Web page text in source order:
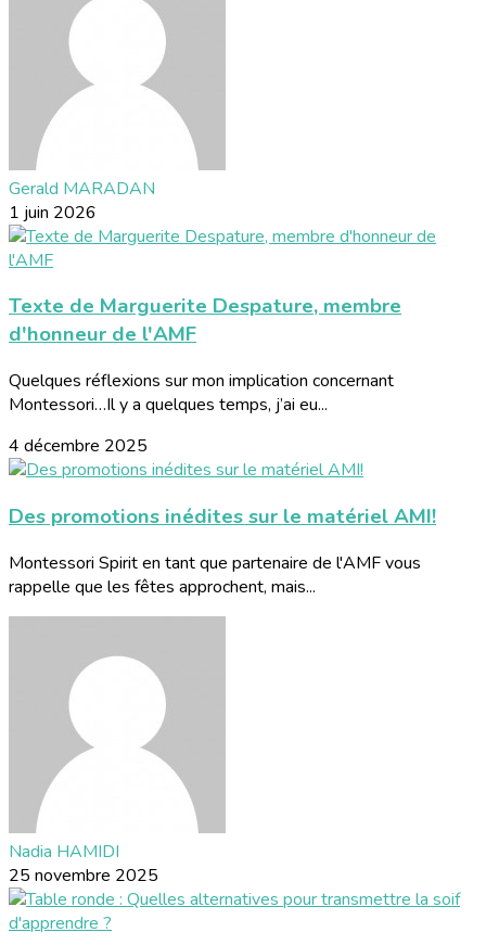
Gerald MARADAN
1 juin 2026
Texte de Marguerite Despature, membre
d'honneur de l'AMF
Quelques réflexions sur mon implication concernant
Montessori…Il y a quelques temps, j’ai eu...
4 décembre 2025
Des promotions inédites sur le matériel AMI!
Montessori Spirit en tant que partenaire de l'AMF vous
rappelle que les fêtes approchent, mais...
Nadia HAMIDI
25 novembre 2025